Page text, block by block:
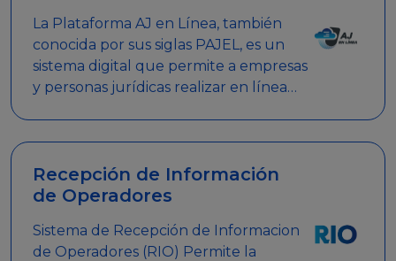
La Plataforma AJ en Línea, también
conocida por sus siglas PAJEL, es un
sistema digital que permite a empresas
y personas jurídicas realizar en línea
Recepción de Información
de Operadores
Sistema de Recepción de Informacion
de Operadores (RIO) Permite la